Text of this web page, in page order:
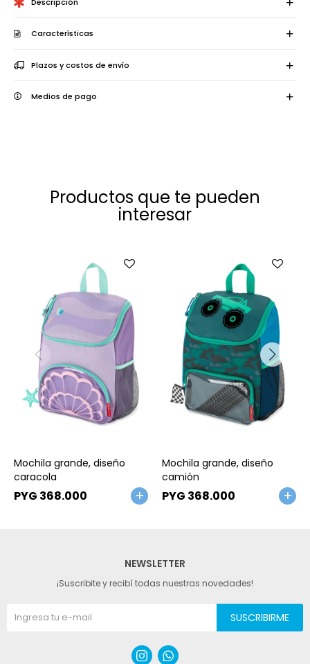
Características
Plazos y costos de envío
Medios de pago
Productos que te pueden
interesar
Mochila grande, diseño
caracola
PYG 368.000
Mochila grande, diseño
camión
PYG 368.000
NEWSLETTER
¡Suscribite y recibí todas nuestras novedades!
SUSCRIBIRME
 